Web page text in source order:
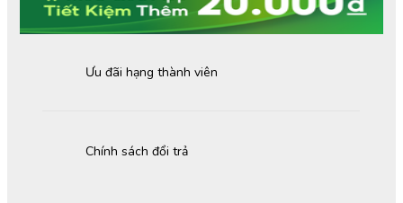
Chính sách đổi trả
Ưu đãi hạng thành viên